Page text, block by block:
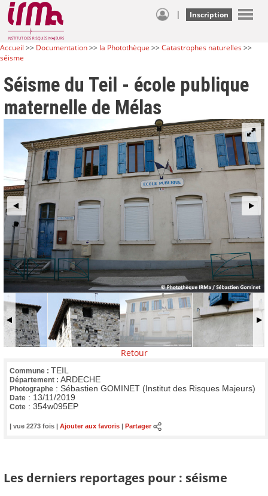
| Inscription
Accueil >> Documentation>> la Photothèque >>Catastrophes naturelles>>
séisme
Séisme du Teil - école publique
maternelle de Mélas
Retour
Commune : TEIL
Département : ARDECHE
Photographe : Sébastien GOMINET (Institut des Risques Majeurs)
Date : 13/11/2019
Cote : 354w095EP
| vue 2273 fois | Ajouter aux favoris Partager
Les derniers reportages pour : séisme